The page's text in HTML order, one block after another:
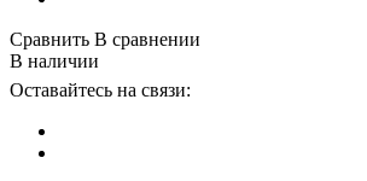
Сравнить В сравнении
В наличии
Оставайтесь на связи: